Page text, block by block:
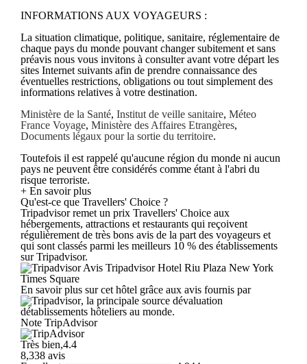
INFORMATIONS AUX VOYAGEURS :
La situation climatique, politique, sanitaire, réglementaire de
chaque pays du monde pouvant changer subitement et sans
préavis nous vous invitons à consulter avant votre départ les
sites Internet suivants afin de prendre connaissance des
éventuelles restrictions, obligations ou tout simplement des
informations relatives à votre destination.
Ministère de la Santé, Institut de veille sanitaire, Méteo
France Voyage, Ministère des Affaires Etrangères,
Documents légaux pour la sortie du territoire.
Toutefois il est rappelé qu'aucune région du monde ni aucun
pays ne peuvent être considérés comme étant à l'abri du
risque terroriste.
+ En savoir plus
Qu'est-ce que Travellers' Choice ?
Tripadvisor remet un prix Travellers' Choice aux
hébergements, attractions et restaurants qui reçoivent
régulièrement de très bons avis de la part des voyageurs et
qui sont classés parmi les meilleurs 10 % des établissements
sur Tripadvisor.
Avis Tripadvisor Hotel Riu Plaza New York
Times Square
En savoir plus sur cet hôtel grâce aux avis fournis par
, la principale source dévaluation
détablissements hôteliers au monde.
Note TripAdvisor
Très bien,4.4
8,338 avis